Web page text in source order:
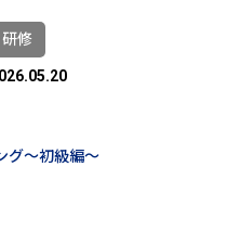
研修
グ～初級編～